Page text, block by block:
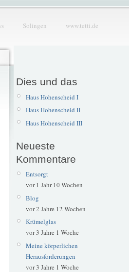
Solingen www.tetti.de
Dies und das
Haus Hohenscheid I
Haus Hohenscheid II
Haus Hohenscheid III
Neueste
Kommentare
Entsorgt
vor 1 Jahr 10 Wochen
Blog
vor 2 Jahre 12 Wochen
Krümelglas
vor 3 Jahre 1 Woche
Meine körperlichen
Herausforderungen
vor 3 Jahre 1 Woche